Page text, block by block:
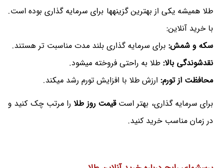
طلا همیشه یکی از بهترین گزینهها برای سرمایه گذاری بوده است.
با خرید آنلاین:
سکه و شمش: برای سرمایه گذاری بلند مدت مناسبت تر هستند.
نقدشوندگی بالا: طلا به راحتی فروخته میشود.
محافظت از تورم: ارزش طلا با افزایش تورم رشد میکند.
برای سرمایه گذاری، بهتر استقیمت روز طلا را مرتب چک کنید و
در زمان مناسب خرید کنید.